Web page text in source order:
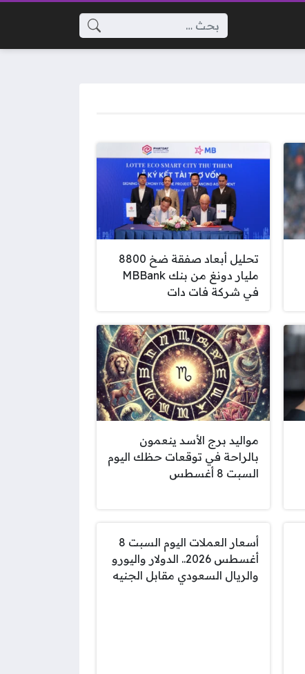
البحث عن:
تحليل أبعاد صفقة ضخ 8800
مليار دونغ من بنك MBBank
في شركة فات دات
مواليد برج الأسد ينعمون
بالراحة في توقعات حظك اليوم
السبت 8 أغسطس
أسعار العملات اليوم السبت 8
أغسطس 2026.. الدولار واليورو
والريال السعودي مقابل الجنيه